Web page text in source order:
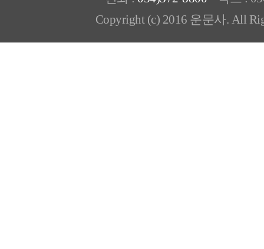
Copyright (c) 2016 운문사. All